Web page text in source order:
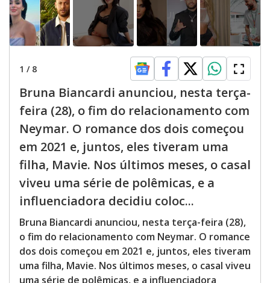
1 / 8
Bruna Biancardi anunciou, nesta terça-
feira (28), o fim do relacionamento com
Neymar. O romance dos dois começou
em 2021 e, juntos, eles tiveram uma
filha, Mavie. Nos últimos meses, o casal
viveu uma série de polêmicas, e a
influenciadora decidiu coloc...
Bruna Biancardi anunciou, nesta terça-feira (28),
o fim do relacionamento com Neymar. O romance
dos dois começou em 2021 e, juntos, eles tiveram
uma filha, Mavie. Nos últimos meses, o casal viveu
uma série de polêmicas, e a influenciadora